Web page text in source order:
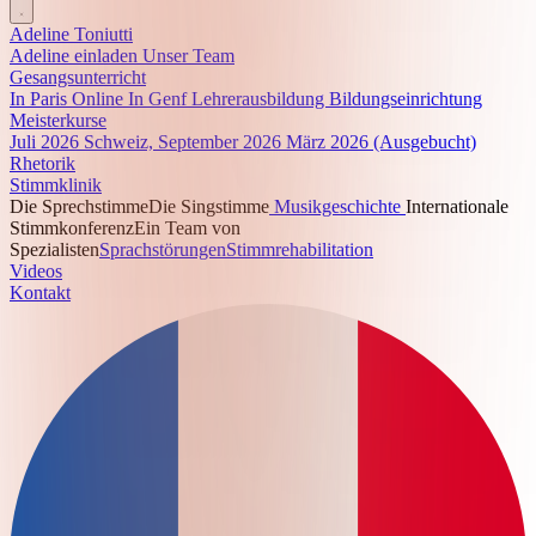
Adeline Toniutti
Adeline einladen Unser Team
Gesangsunterricht
In Paris Online In GenfLehrerausbildung Bildungseinrichtung
Meisterkurse
Juli 2026 Schweiz, September 2026 März 2026 (Ausgebucht)
Rhetorik
Stimmklinik
Die SprechstimmeDie Singstimme Musikgeschichte Internationale
StimmkonferenzEin Team von
SpezialistenSprachstörungenStimmrehabilitation
Videos
Kontakt